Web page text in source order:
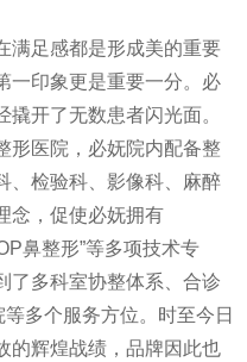
满足感都是形成美的重要
一印象更是重要一分。必
开了无数患者闪光面。
形医院，必妩院内配备整
、检验科、影像科、麻醉
念，促使必妩拥有
鼻整形”等多项技术专
了多科室协整体系、合诊
多个服务方位。时至今日
的辉煌战绩，品牌因此也